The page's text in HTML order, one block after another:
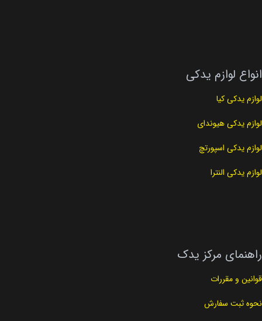
انواع لوازم یدکی
لوازم یدکی کیا
لوازم یدکی هیوندای
لوازم یدکی اسپورتچ
لوازم یدکی النترا
راهنمای مرکز یدک
قوانین و مقررات
نحوه ثبت سفارش